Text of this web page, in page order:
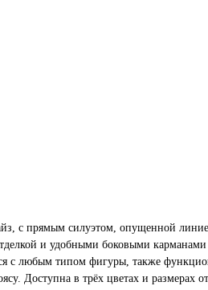
с прямым силуэтом, опущенной
и удобными боковыми карманами
с любым типом фигуры, также
Доступна в трёх цветах и размерах